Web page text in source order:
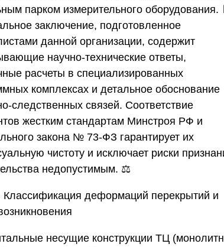
парком измерительного оборудования.
заключение, подготовленное
данной организации, содержит
научно-технические ответы,
расчеты в специализированных
комплексах и детальное обоснование
следственных связей. Соответствие
жестким стандартам Минстроя РФ и
закона № 73-ФЗ гарантирует их
чистоту и исключает риски
недопустимым. ⚖️
Классификация деформаций перекрытий и
несущие конструкции ТЦ